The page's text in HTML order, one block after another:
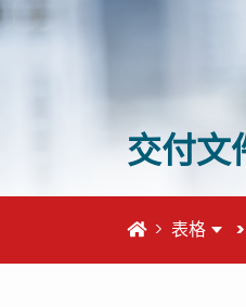
交付文
首页表格